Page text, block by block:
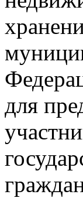
для